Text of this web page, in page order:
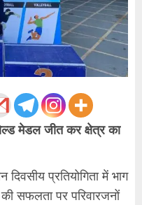
मेडल जीत कर क्षेत्र का
प्रतियोगिता में भाग
सफलता पर परिवारजनों